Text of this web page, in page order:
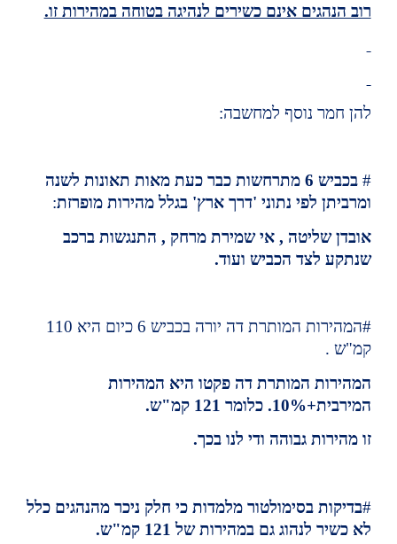
רוב הנהגים אינם כשירים לנהיגה בטוחה במהירות זו.
להן חמר נוסף למחשבה:
#
ומרביתן לפי נתוני 'דרך ארץ' בגלל מהירות מופרזת:
שנתקע לצד הכביש ועוד.
קמ"ש .
המירבית+10%. כלומר 121 קמ"ש.
זו מהירות גבוהה ודי לנו בכך.
#
בדיקות בסימולטור מלמדות כי חלק ניכר מהנהגים כלל
לא כשיר לנהוג גם במהירות של 121 קמ"ש.